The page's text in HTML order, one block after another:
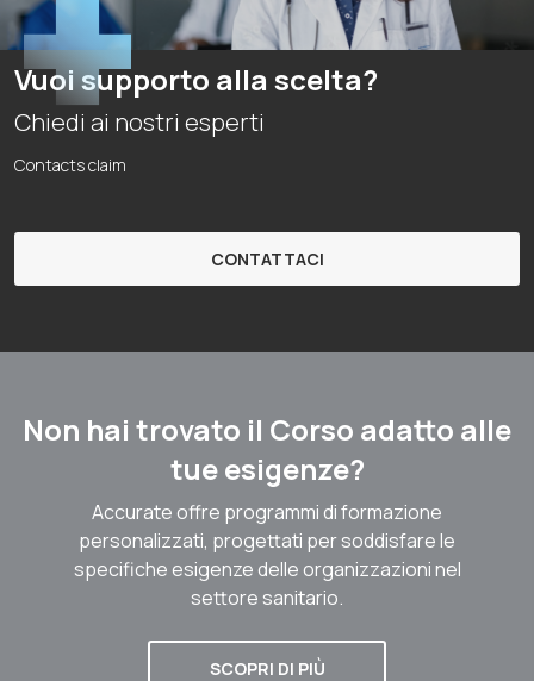
Vuoi supporto alla scelta?
Chiedi ai nostri esperti
Contacts claim
CONTATTACI
Non hai trovato il Corso adatto alle
tue esigenze?
Accurate offre programmi di formazione
personalizzati, progettati per soddisfare le
specifiche esigenze delle organizzazioni nel
settore sanitario.
SCOPRI DI PIÙ